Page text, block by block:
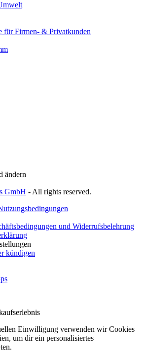
für Firmen- & Privatkunden
ändern
GmbH - All rights reserved.
und Widerrufsbelehrung
kündigen
Einwilligung verwenden wir Cookies
um dir ein personalisiertes